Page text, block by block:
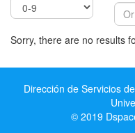
Sorry, there are no results
Dirección de Servicios
© 2019